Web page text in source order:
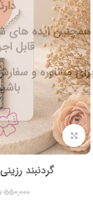
همچنین ایده
برای مشاوره و
برای بزرگنمایی کلیک
گردنبند
550,000